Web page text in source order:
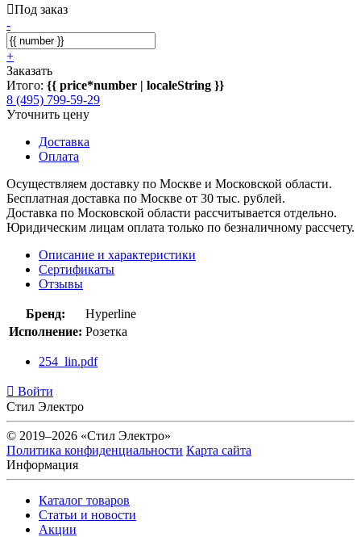
Под заказ
-
+
Заказать
Итого: {{ price*number | localeString }}
8 (495) 799-59-29
Уточнить цену
Доставка
Оплата
Осуществляем доставку по Москве и Московской области.
Бесплатная доставка по Москве от 30 тыс. рублей.
Доставка по Московской области рассчитывается отдельно.
Юридическим лицам оплата только по безналичному рассчету.
Описание и характеристики
Сертификаты
Отзывы
Бренд:
Hyperline
Исполнение: Розетка
254_lin.pdf
Войти
Стил Электро
© 2019–2026 «Стил Электро»
Политика конфиденциальности Карта сайта
Информация
Каталог товаров
Статьи и новости
Акции